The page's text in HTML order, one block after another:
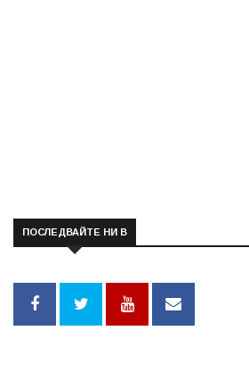
ПОСЛЕДВАЙТЕ НИ В